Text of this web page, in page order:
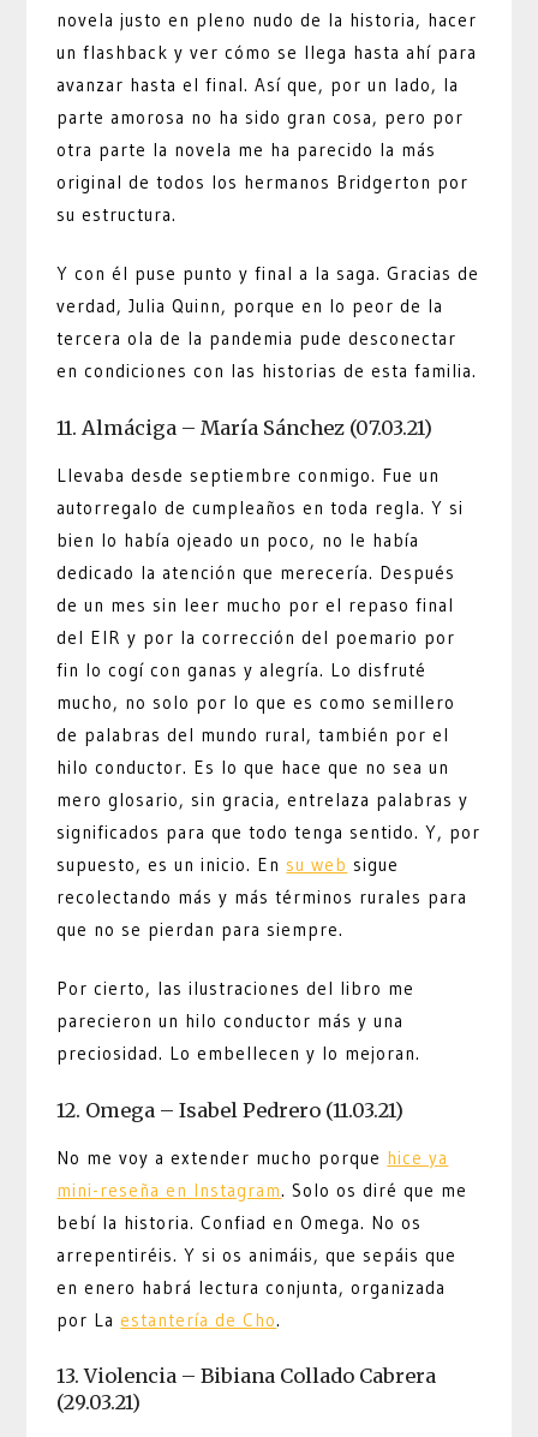
novela justo en pleno nudo de la historia, hacer
un flashback y ver cómo se llega hasta ahí para
avanzar hasta el final. Así que, por un lado, la
parte amorosa no ha sido gran cosa, pero por
otra parte la novela me ha parecido la más
original de todos los hermanos Bridgerton por
su estructura.
Y con él puse punto y final a la saga. Gracias de
verdad, Julia Quinn, porque en lo peor de la
tercera ola de la pandemia pude desconectar
en condiciones con las historias de esta familia.
11. Almáciga – María Sánchez (07.03.21)
Llevaba desde septiembre conmigo. Fue un
autorregalo de cumpleaños en toda regla. Y si
bien lo había ojeado un poco, no le había
dedicado la atención que merecería. Después
de un mes sin leer mucho por el repaso final
del EIR y por la corrección del poemario por
fin lo cogí con ganas y alegría. Lo disfruté
mucho, no solo por lo que es como semillero
de palabras del mundo rural, también por el
hilo conductor. Es lo que hace que no sea un
mero glosario, sin gracia, entrelaza palabras y
significados para que todo tenga sentido. Y, por
supuesto, es un inicio. En su web sigue
recolectando más y más términos rurales para
que no se pierdan para siempre.
Por cierto, las ilustraciones del libro me
parecieron un hilo conductor más y una
preciosidad. Lo embellecen y lo mejoran.
12. Omega – Isabel Pedrero (11.03.21)
No me voy a extender mucho porque hice ya
mini-reseña en Instagram. Solo os diré que me
bebí la historia. Confiad en Omega. No os
arrepentiréis. Y si os animáis, que sepáis que
en enero habrá lectura conjunta, organizada
por La estantería de Cho.
13. Violencia – Bibiana Collado Cabrera
(29.03.21)